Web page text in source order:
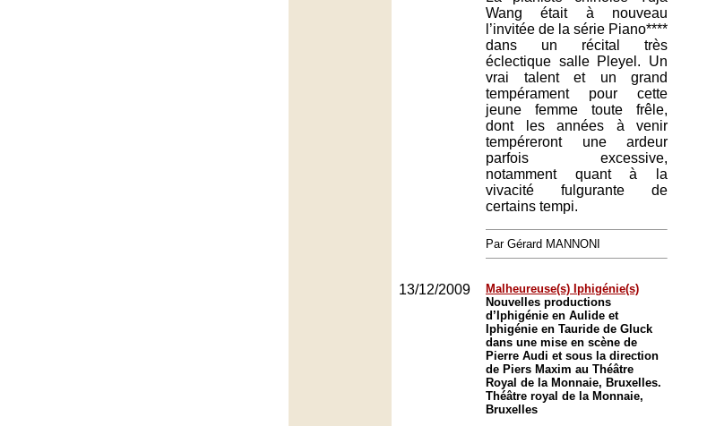
Wang était à nouveau
l’invitée de la série Piano****
dans un récital très
éclectique salle Pleyel. Un
vrai talent et un grand
tempérament pour cette
jeune femme toute frêle,
dont les années à venir
tempéreront une ardeur
parfois excessive,
notamment quant à la
vivacité fulgurante de
certains tempi.
Par Gérard MANNONI
13/12/2009
Malheureuse(s) Iphigénie(s)
Nouvelles productions
d’Iphigénie en Aulide et
Iphigénie en Tauride de Gluck
dans une mise en scène de
Pierre Audi et sous la direction
de Piers Maxim au Théâtre
Royal de la Monnaie, Bruxelles.
Théâtre royal de la Monnaie,
Bruxelles